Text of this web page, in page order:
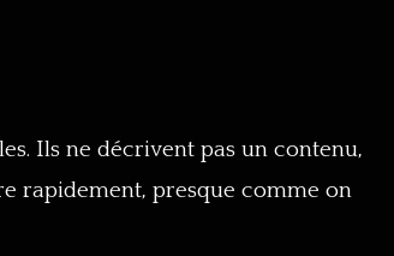
Ils ne décrivent pas un contenu,
rapidement, presque comme on